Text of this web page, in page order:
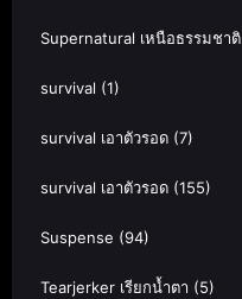
Supernatural เหนือธรรมชาติ
survival (1)
survival เอาตัวรอด (7)
survival เอาตัวรอด (155)
Suspense (94)
Tearjerker เรียกน้ำตา (5)